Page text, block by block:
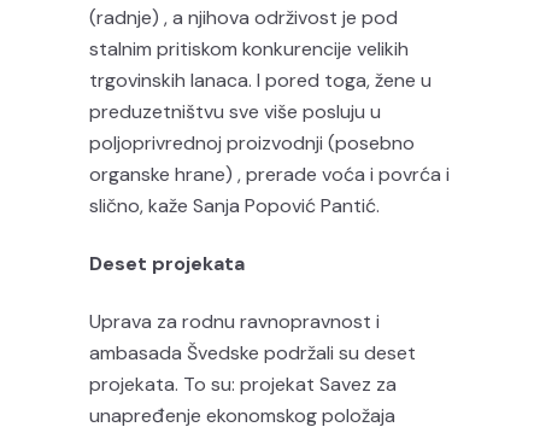
(radnje) , a njihova održivost je pod
stalnim pritiskom konkurencije velikih
trgovinskih lanaca. I pored toga, žene u
preduzetništvu sve više posluju u
poljoprivrednoj proizvodnji (posebno
organske hrane) , prerade voća i povrća i
slično, kaže Sanja Popović Pantić.
Deset projekata
Uprava za rodnu ravnopravnost i
ambasada Švedske podržali su deset
projekata. To su: projekat Savez za
unapređenje ekonomskog položaja